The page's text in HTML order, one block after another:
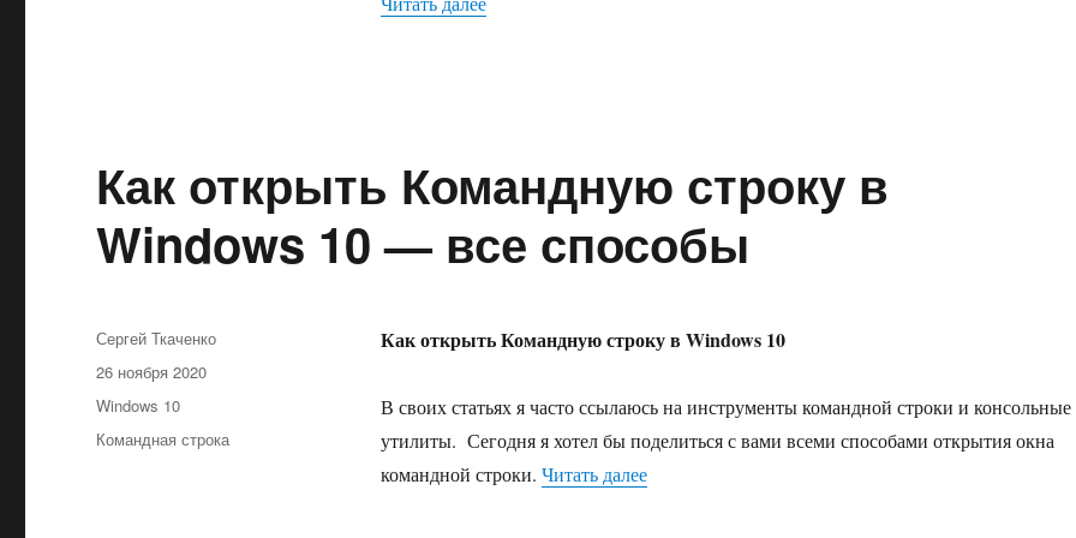
Как открыть Командную строку в
Windows 10 — все способы
Как открыть Командную строку в Windows 10
В своих статьях я часто ссылаюсь на инструменты командной строки и консольные
утилиты. Сегодня я хотел бы поделиться с вами всеми способами открытия окна
командной строки. Читать далее«Как открыть Командную строку в Windows 10 —
Автор
Сергей Ткаченко
Опубликовано
26 ноября 2020
Рубрики
Windows 10
Метки
Командная строка